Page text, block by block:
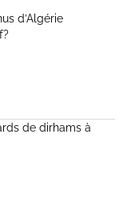
d’Algérie
de dirhams à